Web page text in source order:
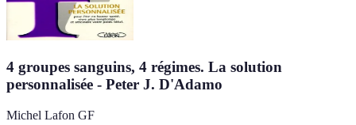
4 groupes sanguins, 4 régimes. La solution
personnalisée - Peter J. D'Adamo
Michel Lafon GF